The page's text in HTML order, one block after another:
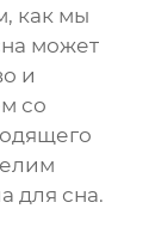
как мы
может
и
со
для сна.